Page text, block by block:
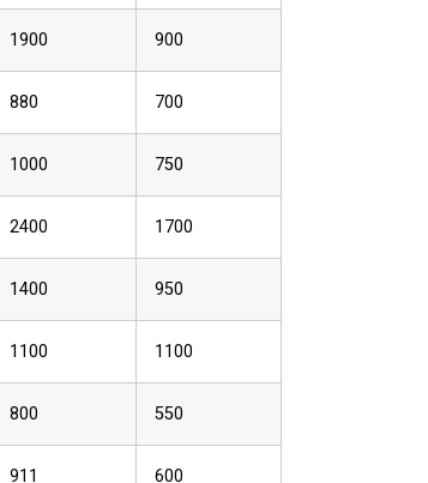
1900 900
880 700
1000 750
2400 1700
1400 950
1100 1100
800 550
911 600